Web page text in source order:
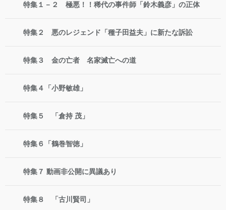
特集１－２ 極悪！！稀代の事件師「鈴木義彦」の正体
特集２ 悪のレジェンド「種子田益夫」に新たな訴訟
特集３ 金の亡者 名家滅亡への道
特集４「小野敏雄」
特集５ 「倉持 茂」
特集６「鶴巻智徳」
特集７ 動画非公開に異議あり
特集８ 「古川賢司」